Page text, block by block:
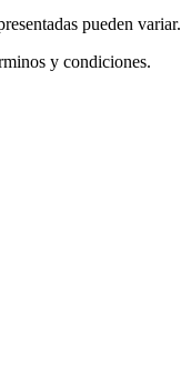
pueden variar.
y condiciones.